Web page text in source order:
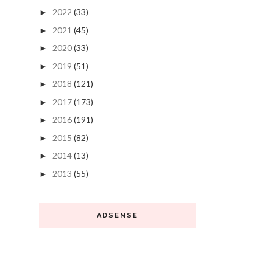
► 2022 (33)
► 2021 (45)
► 2020(33)
► 2019 (51)
► 2018 (121)
► 2017(173)
► 2016(191)
► 2015 (82)
► 2014(13)
► 2013 (55)
ADSENSE